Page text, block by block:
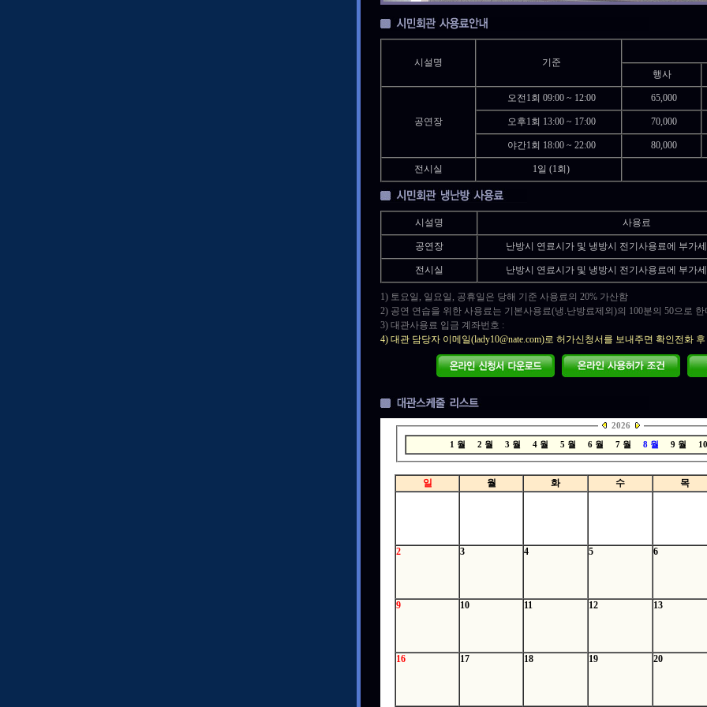
시설명
기준
행사
공연장
오전1회 09:00 ~ 12:00 65,000
오후1회 13:00 ~ 17:00 70,000
야간1회 18:00 ~ 22:00 80,000
전시실 1일 (1회)
시설명 사용료
공연장 난방시 연료시가 및 냉방시 전기사용료에 부가
전시실 난방시 연료시가 및 냉방시 전기사용료에 부가
1) 토요일, 일요일, 공휴일은 당해 기준 사용료의 20% 가산함
2) 공연 연습을 위한 사용료는 기본사용료(냉.난방료제외)의 100분의 50으로 한
3) 대관사용료 입금 계좌번호 :
4) 대관 담당자 이메일(lady10@nate.com)로 허가신청서를 보내주면 확인전화
2026
1 월 2 월 3 월 4 월 5 월 6 월 7 월 8 월 9 월
일 월 화 수 목
2 3 4 5 6
9 10 11 12 13
16 17 18 19 20